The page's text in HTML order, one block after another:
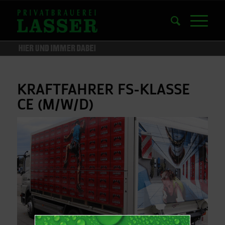
KRAFTFAHRER FS-KLASSE
CE (M/W/D)